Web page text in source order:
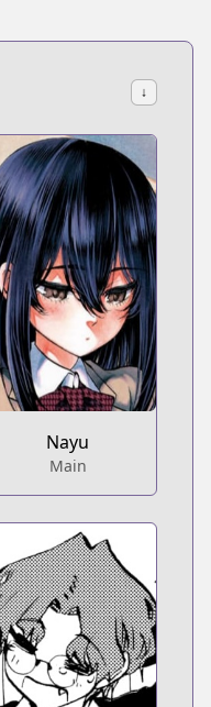
↓
Nayu
Main